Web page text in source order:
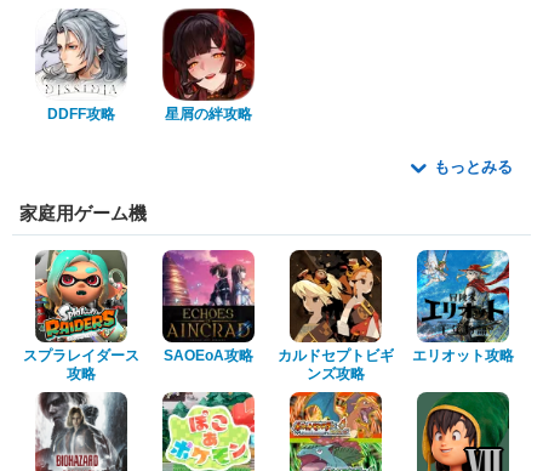
DDFF攻略 星屑の絆攻略
もっとみる
家庭用ゲーム機
スプラレイダース
攻略
SAOEoA攻略
カルドセプトビギ
ンズ攻略
エリオット攻略